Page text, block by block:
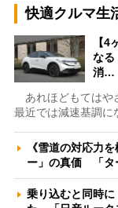
快適クルマ生
【4
なる
消…
あれほどもてはや
最近では減速基調に
《雪道の対応力
ー」の真価 「タ
乗り込むと同時